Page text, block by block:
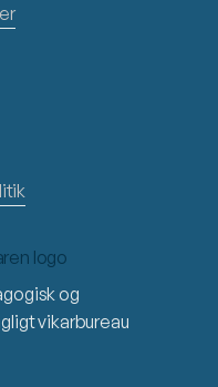
og
vikarbureau